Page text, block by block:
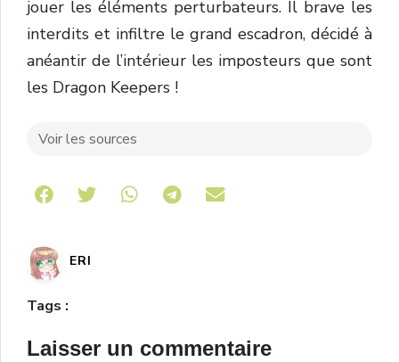
jouer les éléments perturbateurs. Il brave les
interdits et infiltre le grand escadron, décidé à
anéantir de l’intérieur les imposteurs que sont
les Dragon Keepers !
Voir les sources
Share on Telegram
ERI
Tags :
Laisser un commentaire